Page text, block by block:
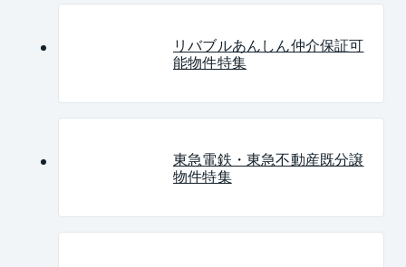
リバブルあんしん仲介保証可
能物件特集
東急電鉄・東急不動産既分譲
物件特集